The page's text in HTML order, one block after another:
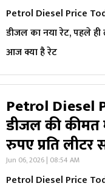
Petrol Diesel Price
डीजल का नया रेट, पहले ही
आज क्या है रेट
Petrol Diesel
डीजल की कीमत
रुपए प्रति
Jun 06, 2026 | 08:54 AM
Petrol Diesel Price